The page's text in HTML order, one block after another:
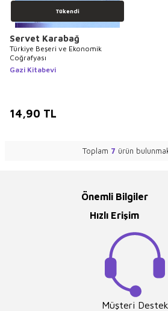
Tükendi
Servet Karabağ
Türkiye Beşeri ve Ekonomik
Coğrafyası
Gazi Kitabevi
14,90 TL
Toplam 7 ürün
Önemli Bilgiler
Hızlı Erişim
Müşteri Destek